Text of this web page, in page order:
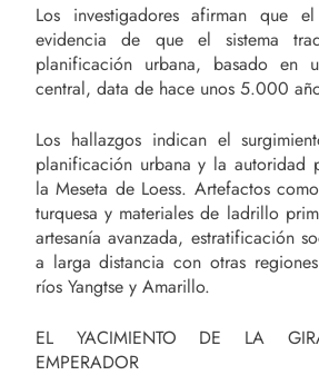
Los investigadores afirman que
evidencia de que el sistema
planificación urbana, basado en
central, data de hace unos 5.000
Los hallazgos indican el
planificación urbana y la autoridad
la Meseta de Loess. Artefactos
turquesa y materiales de ladrillo
artesanía avanzada, estratificación
a larga distancia con otras
ríos Yangtse y Amarillo.
EL YACIMIENTO DE LA
EMPERADOR